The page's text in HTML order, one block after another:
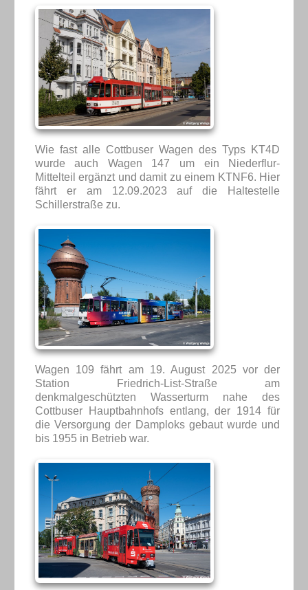
Wie fast alle Cottbuser Wagen des Typs KT4D
wurde auch Wagen 147 um ein Niederflur-
Mittelteil ergänzt und damit zu einem KTNF6. Hier
fährt er am 12.09.2023 auf die Haltestelle
Schillerstraße zu.
Wagen 109 fährt am 19. August 2025 vor der
Station Friedrich-List-Straße am
denkmalgeschützten Wasserturm nahe des
Cottbuser Hauptbahnhofs entlang, der 1914 für
die Versorgung der Damploks gebaut wurde und
bis 1955 in Betrieb war.